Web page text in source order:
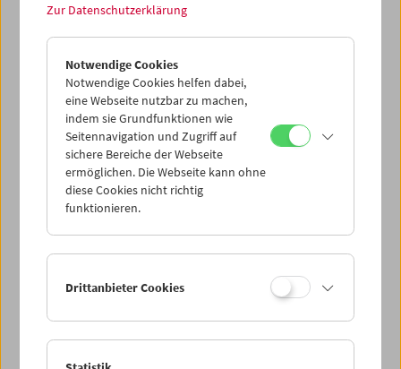
Mo 19.9.
Di 20.9.
Mi 21.9.
Do 22.9.
Sa 24.9.
Zur Datenschutzerklärung
Notwendige Cookies
Notwendige Cookies helfen dabei,
eine Webseite nutzbar zu machen,
indem sie Grundfunktionen wie
Seitennavigation und Zugriff auf
sichere Bereiche der Webseite
ermöglichen. Die Webseite kann ohne
diese Cookies nicht richtig
funktionieren.
Drittanbieter Cookies